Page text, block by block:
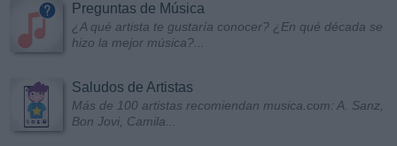
Preguntas de Música
¿A qué artista te gustaría conocer? ¿En qué década se
hizo la mejor música?...
Saludos de Artistas
Más de 100 artistas recomiendan musica.com: A. Sanz,
Bon Jovi, Camila...